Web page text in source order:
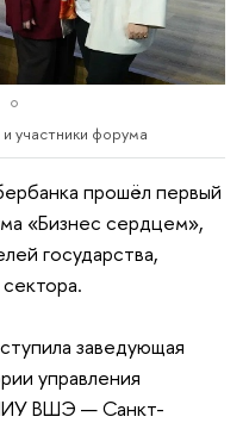
участники форума
прошёл первый
«Бизнес сердцем»,
государства,
заведующая
управления
ВШЭ — Санкт-